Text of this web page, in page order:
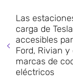
Las
carga de
accesibles
Ford, Rivian y
marcas de
eléctricos